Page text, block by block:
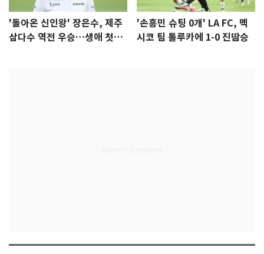
'돌아온 신인왕' 장은수, 제주
삼다수 역전 우승…생애 첫승
'손흥민 슈팅 0개' LA FC, 멕
시코 팀 톨루카에 1-0 진땀승